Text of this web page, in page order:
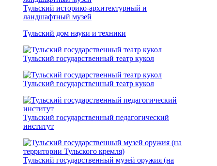
Тульский историко-архитектурный и
ландшафтный музей
Тульский дом науки и техники
Тульский государственный театр кукол
Тульский государственный театр кукол
Тульский государственный педагогический
институт
Тульский государственный музей оружия (на